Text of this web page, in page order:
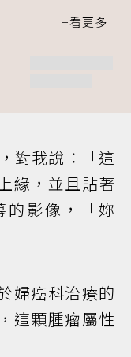
對我說：「這
緣，並且貼著
的影像，「妳
婦癌科治療的
這顆腫瘤屬性